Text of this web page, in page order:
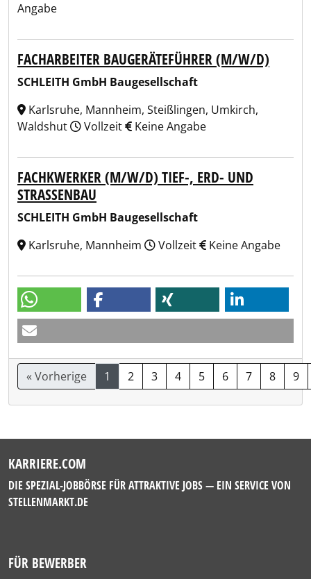
Angabe
FACHARBEITER BAUGERÄTEFÜHRER (M/W/D)
SCHLEITH GmbH Baugesellschaft
Karlsruhe, Mannheim, Steißlingen, Umkirch,
Waldshut
Vollzeit Keine Angabe
FACHKWERKER (M/W/D) TIEF-, ERD- UND
STRASSENBAU
SCHLEITH GmbH Baugesellschaft
Karlsruhe, Mannheim
Vollzeit Keine Angabe
« Vorherige 1 2 3 4 5 6 7 8 9
KARRIERE.COM
DIE SPEZIAL-JOBBÖRSE FÜR ATTRAKTIVE JOBS — EIN SERVICE VON
STELLENMARKT.DE
FÜR BEWERBER